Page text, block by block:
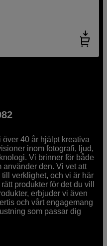
40 år hjälpt kreativa
inom fotografi, ljud,
Vi brinner för både
använder den. Vi vet att
verklighet, och vi är här
produkter för det du vill
erbjuder vi även
och vårt engagemang
som passar dig